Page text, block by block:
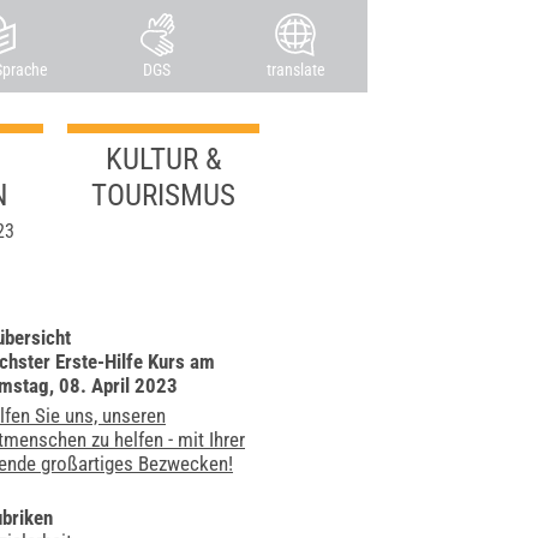
DGS translate
KULTUR &
TOURISMUS
Erste-Hilfe Kurs am
08. April 2023
Sie uns, unseren
zu helfen - mit Ihrer
großartiges Bezwecken!